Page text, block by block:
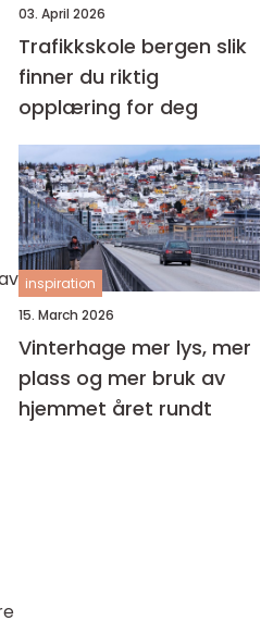
03. April 2026
Trafikkskole bergen slik
finner du riktig
opplæring for deg
inspiration
15. March 2026
Vinterhage mer lys, mer
plass og mer bruk av
hjemmet året rundt